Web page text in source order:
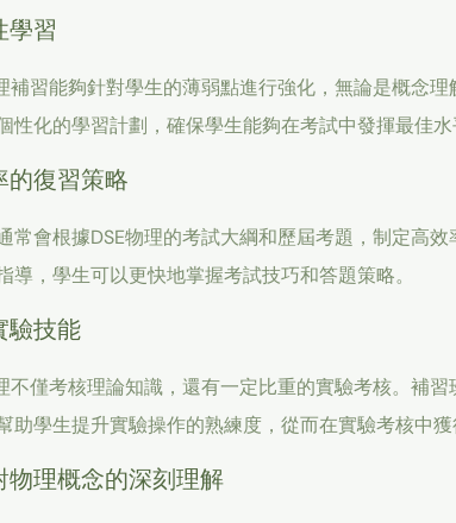
學習
補習能夠針對學生的薄弱點進行強化，無論是概念
性化的學習計劃，確保學生能夠在考試中發揮最佳水
的復習策略
常會根據DSE物理的考試大綱和歷屆考題，制定高
導，學生可以更快地掌握考試技巧和答題策略。
驗技能
不僅考核理論知識，還有一定比重的實驗考核。補
助學生提升實驗操作的熟練度，從而在實驗考核中獲
物理概念的深刻理解